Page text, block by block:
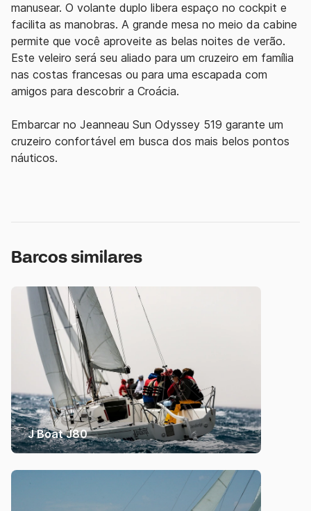
manusear. O volante duplo libera espaço no cockpit e
facilita as manobras. A grande mesa no meio da cabine
permite que você aproveite as belas noites de verão.
Este veleiro será seu aliado para um cruzeiro em família
nas costas francesas ou para uma escapada com
amigos para descobrir a Croácia.
Embarcar no Jeanneau Sun Odyssey 519 garante um
cruzeiro confortável em busca dos mais belos pontos
náuticos.
Barcos similares
J Boat J80